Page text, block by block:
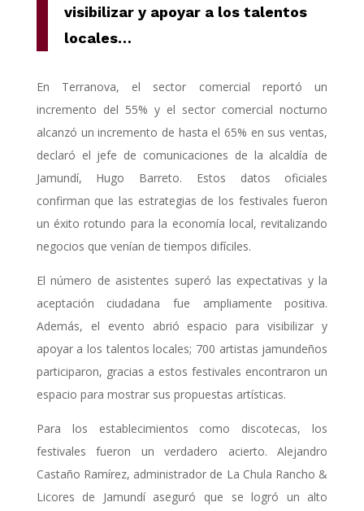
visibilizar y apoyar a los talentos
locales…
En Terranova, el sector comercial reportó un
incremento del 55% y el sector comercial nocturno
alcanzó un incremento de hasta el 65% en sus ventas,
declaró el jefe de comunicaciones de la alcaldía de
Jamundí, Hugo Barreto. Estos datos oficiales
confirman que las estrategias de los festivales fueron
un éxito rotundo para la economía local, revitalizando
negocios que venían de tiempos difíciles.
El número de asistentes superó las expectativas y la
aceptación ciudadana fue ampliamente positiva.
Además, el evento abrió espacio para visibilizar y
apoyar a los talentos locales; 700 artistas jamundeños
participaron, gracias a estos festivales encontraron un
espacio para mostrar sus propuestas artísticas.
Para los establecimientos como discotecas, los
festivales fueron un verdadero acierto. Alejandro
Castaño Ramírez, administrador de La Chula Rancho &
Licores de Jamundí aseguró que se logró un alto